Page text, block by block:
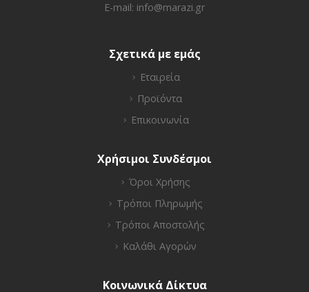
E-mail: info@marazi.gr
Σχετικά με εμάς
Εταιρεία
Προϊόντα
Επικοινωνία
Χρήσιμοι Συνδέσμοι
Όροι Χρήσης
Τρόποι Πληρωμής
Τρόποι Αποστολής
Καλάθι Αγορών
Κοινωνικά Δίκτυα